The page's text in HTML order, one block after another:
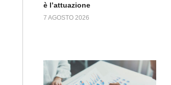
è l’attuazione
7 AGOSTO 2026